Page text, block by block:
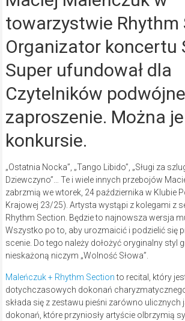
towarzystwie Rhythm
Organizator koncertu
Super ufundował dla
Czytelników podwójne
zaproszenie. Można
konkursie.
„Ostatnia Nocka”, „Tango Libido”, „Sługi za
Dziewczyno”… Te i wiele innych przebojów
zabrzmią we wtorek, 24 października w Klubie
Krajowej 23/25). Artysta wystąpi z kolegami z
Rhythm Section. Będzie to najnowsza wersja
Wszystko po to, aby urozmaicić i podzielić się
scenie. Do tego należy dołożyć oryginalny styl
nieskażoną niczym „Wolność Słowa”.
Maleńczuk + Rhythm Sectionto recital, który
dotychczasowych dokonań
składa się z zestawu pieśni zarówno ulicznych
dokonań, które przyniosły artyście olbrzymią